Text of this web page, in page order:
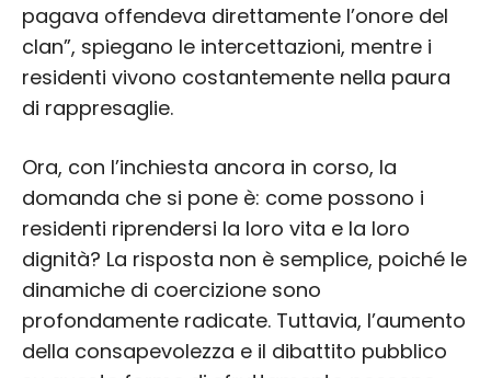
pagava offendeva direttamente l’onore del
clan”, spiegano le intercettazioni, mentre i
residenti vivono costantemente nella paura
di rappresaglie.
Ora, con l’inchiesta ancora in corso, la
domanda che si pone è: come possono i
residenti riprendersi la loro vita e la loro
dignità? La risposta non è semplice, poiché le
dinamiche di coercizione sono
profondamente radicate. Tuttavia, l’aumento
della consapevolezza e il dibattito pubblico